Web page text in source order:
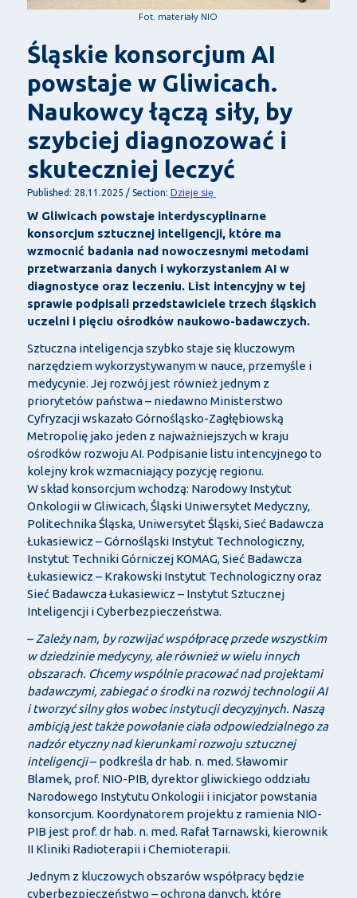
Fot. materiały NIO
Śląskie konsorcjum AI
powstaje w Gliwicach.
Naukowcy łączą siły, by
szybciej diagnozować i
skuteczniej leczyć
Published: 28.11.2025 / Section: Dzieje się
W Gliwicach powstaje interdyscyplinarne
konsorcjum sztucznej inteligencji, które ma
wzmocnić badania nad nowoczesnymi metodami
przetwarzania danych i wykorzystaniem AI w
diagnostyce oraz leczeniu. List intencyjny w tej
sprawie podpisali przedstawiciele trzech śląskich
uczelni i pięciu ośrodków naukowo-badawczych.
Sztuczna inteligencja szybko staje się kluczowym
narzędziem wykorzystywanym w nauce, przemyśle i
medycynie. Jej rozwój jest również jednym z
priorytetów państwa – niedawno Ministerstwo
Cyfryzacji wskazało Górnośląsko-Zagłębiowską
Metropolię jako jeden z najważniejszych w kraju
ośrodków rozwoju AI. Podpisanie listu intencyjnego to
kolejny krok wzmacniający pozycję regionu.
W skład konsorcjum wchodzą: Narodowy Instytut
Onkologii w Gliwicach, Śląski Uniwersytet Medyczny,
Politechnika Śląska, Uniwersytet Śląski, Sieć Badawcza
Łukasiewicz – Górnośląski Instytut Technologiczny,
Instytut Techniki Górniczej KOMAG, Sieć Badawcza
Łukasiewicz – Krakowski Instytut Technologiczny oraz
Sieć Badawcza Łukasiewicz – Instytut Sztucznej
Inteligencji i Cyberbezpieczeństwa.
– Zależy nam, by rozwijać współpracę przede wszystkim
w dziedzinie medycyny, ale również w wielu innych
obszarach. Chcemy wspólnie pracować nad projektami
badawczymi, zabiegać o środki na rozwój technologii AI
i tworzyć silny głos wobec instytucji decyzyjnych. Naszą
ambicją jest także powołanie ciała odpowiedzialnego za
nadzór etyczny nad kierunkami rozwoju sztucznej
inteligencji– podkreśla dr hab. n. med. Sławomir
Blamek, prof. NIO-PIB, dyrektor gliwickiego oddziału
Narodowego Instytutu Onkologii i inicjator powstania
konsorcjum. Koordynatorem projektu z ramienia NIO-
PIB jest prof. dr hab. n. med. Rafał Tarnawski, kierownik
II Kliniki Radioterapii i Chemioterapii.
Jednym z kluczowych obszarów współpracy będzie
cyberbezpieczeństwo – ochrona danych, które